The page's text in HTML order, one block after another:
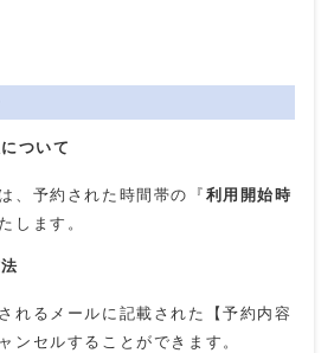
ついて
、予約された時間帯の『 利用開始時
します。
れるメールに記載された【予約内容
ンセルすることができます。